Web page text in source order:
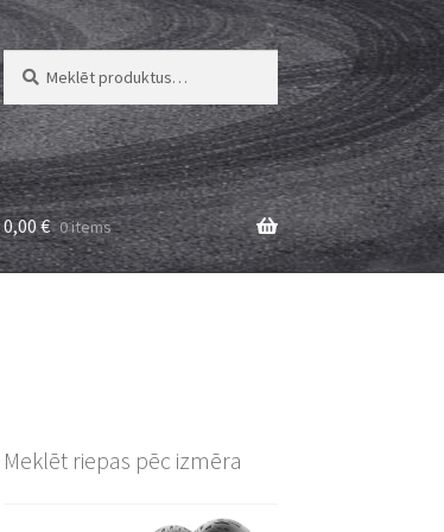
Meklēt:
Meklēt
0,00€ 0 items
Meklēt riepas pēc izmēra